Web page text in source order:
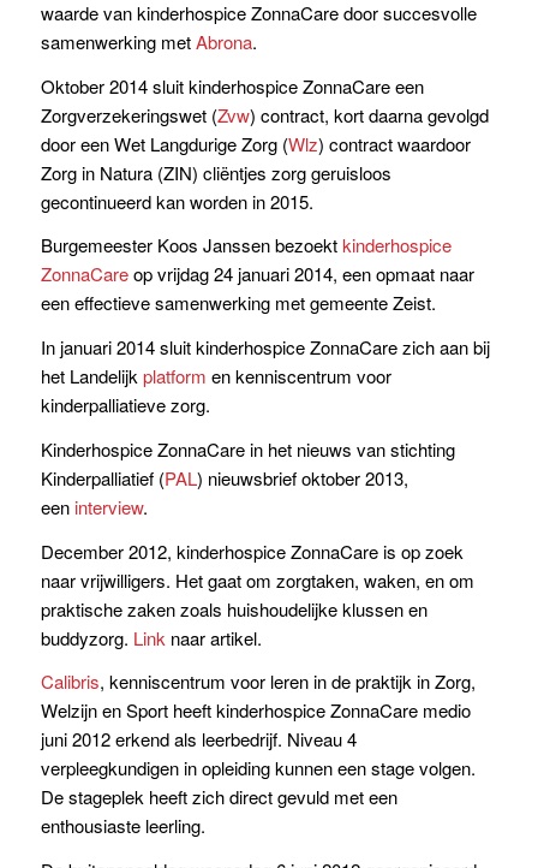
waarde van kinderhospice ZonnaCare door succesvolle
samenwerking metAbrona.
Oktober 2014 sluit kinderhospice ZonnaCare een
Zorgverzekeringswet (Zvw) contract, kort daarna gevolgd
door een Wet Langdurige Zorg (Wlz) contract waardoor
Zorg in Natura (ZIN) cliëntjes zorg geruisloos
gecontinueerd kan worden in 2015.
Burgemeester Koos Janssen bezoektkinderhospice
ZonnaCareop vrijdag 24 januari 2014, een opmaat naar
een effectieve samenwerking met gemeente Zeist.
In januari 2014 sluit kinderhospice ZonnaCare zich aan bij
het Landelijk platform en kenniscentrum voor
kinderpalliatieve zorg.
Kinderhospice ZonnaCare in het nieuws van stichting
Kinderpalliatief (PAL) nieuwsbrief oktober 2013,
een interview.
December 2012, kinderhospice ZonnaCare is op zoek
naar vrijwilligers. Het gaat om zorgtaken, waken, en om
praktische zaken zoals huishoudelijke klussen en
buddyzorg. Link naar artikel.
Calibris, kenniscentrum voor leren in de praktijk in Zorg,
Welzijn en Sport heeft kinderhospice ZonnaCare medio
juni 2012 erkend als leerbedrijf. Niveau 4
verpleegkundigen in opleiding kunnen een stage volgen.
De stageplek heeft zich direct gevuld met een
enthousiaste leerling.